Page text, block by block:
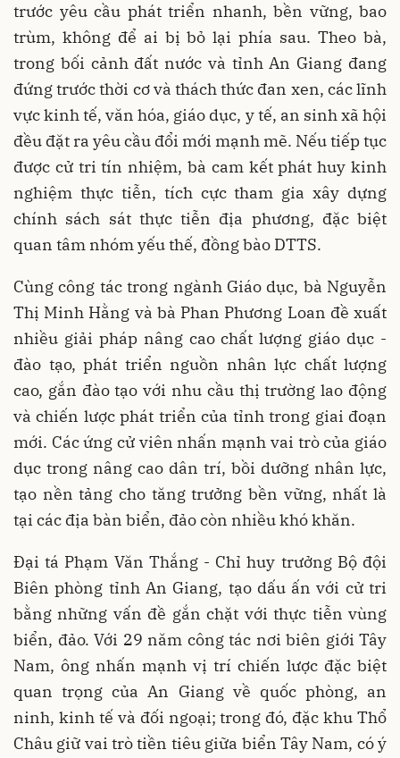
trước yêu cầu phát triển nhanh, bền vững, bao
trùm, không để ai bị bỏ lại phía sau. Theo bà,
trong bối cảnh đất nước và tỉnh An Giang đang
đứng trước thời cơ và thách thức đan xen, các lĩnh
vực kinh tế, văn hóa, giáo dục, y tế, an sinh xã hội
đều đặt ra yêu cầu đổi mới mạnh mẽ. Nếu tiếp tục
được cử tri tín nhiệm, bà cam kết phát huy kinh
nghiệm thực tiễn, tích cực tham gia xây dựng
chính sách sát thực tiễn địa phương, đặc biệt
quan tâm nhóm yếu thế, đồng bào DTTS.
Cùng công tác trong ngành Giáo dục, bà Nguyễn
Thị Minh Hằng và bà Phan Phương Loan đề xuất
nhiều giải pháp nâng cao chất lượng giáo dục -
đào tạo, phát triển nguồn nhân lực chất lượng
cao, gắn đào tạo với nhu cầu thị trường lao động
và chiến lược phát triển của tỉnh trong giai đoạn
mới. Các ứng cử viên nhấn mạnh vai trò của giáo
dục trong nâng cao dân trí, bồi dưỡng nhân lực,
tạo nền tảng cho tăng trưởng bền vững, nhất là
tại các địa bàn biển, đảo còn nhiều khó khăn.
Đại tá Phạm Văn Thắng - Chỉ huy trưởng Bộ đội
Biên phòng tỉnh An Giang, tạo dấu ấn với cử tri
bằng những vấn đề gắn chặt với thực tiễn vùng
biển, đảo. Với 29 năm công tác nơi biên giới Tây
Nam, ông nhấn mạnh vị trí chiến lược đặc biệt
quan trọng của An Giang về quốc phòng, an
ninh, kinh tế và đối ngoại; trong đó, đặc khu Thổ
Châu giữ vai trò tiền tiêu giữa biển Tây Nam, có ý